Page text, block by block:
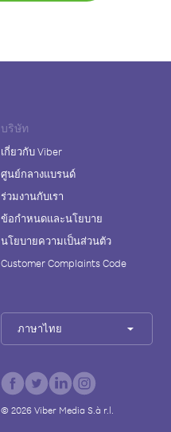
บริษัท
เกี่ยวกับ Viber
ศูนย์กลางแบรนด์
ร่วมงานกับเรา
ข้อกำหนดและนโยบาย
นโยบายความเป็นส่วนตัว
Customer Complaints Code
ภาษาไทย
© 2026Viber Media S.à r.l.